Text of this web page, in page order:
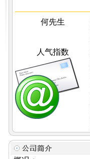
何先生
人气指数